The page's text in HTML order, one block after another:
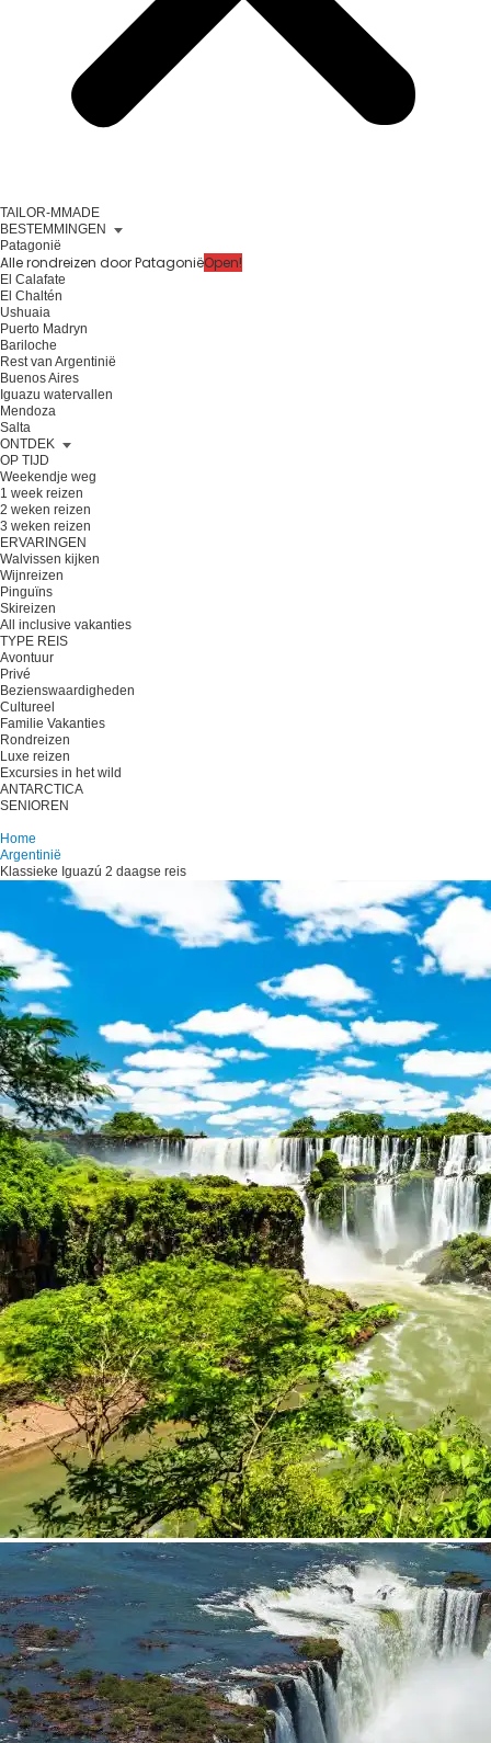
TAILOR-MMADE
BESTEMMINGEN
Patagonië
Alle rondreizen door PatagoniëOpen!
El Calafate
El Chaltén
Ushuaia
Puerto Madryn
Bariloche
Rest van Argentinië
Buenos Aires
Iguazu watervallen
Mendoza
Salta
ONTDEK
OP TIJD
Weekendje weg
1 week reizen
2 weken reizen
3 weken reizen
ERVARINGEN
Walvissen kijken
Wijnreizen
Pinguïns
Skireizen
All inclusive vakanties
TYPE REIS
Avontuur
Privé
Bezienswaardigheden
Cultureel
Familie Vakanties
Rondreizen
Luxe reizen
Excursies in het wild
ANTARCTICA
SENIOREN
Home
Argentinië
Klassieke Iguazú 2 daagse reis